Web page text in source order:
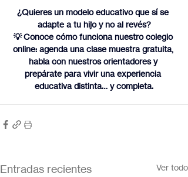
¿Quieres un modelo educativo que sí se
adapte a tu hijo y no al revés?
💡 Conoce cómo funciona nuestro colegio
online: agenda una clase muestra gratuita,
habla con nuestros orientadores y
prepárate para vivir una experiencia
educativa distinta… y completa.
Entradas recientes Ver todo